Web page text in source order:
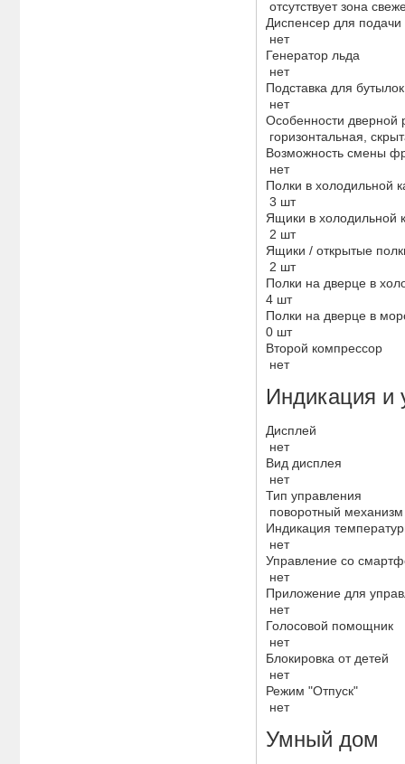
отсутствует зона
Диспенсер для
нет
Генератор льда
нет
Подставка для
нет
Особенности дверной
горизонтальная,
Возможность смены
нет
Полки в холодильной
3 шт
Ящики в холодильной
2 шт
Ящики / открытые
2 шт
Полки на дверце в
4 шт
Полки на дверце в
0 шт
Второй компрессор
нет
Индикация и
Дисплей
нет
Вид дисплея
нет
Тип управления
поворотный механизм
Индикация
нет
Управление со
нет
Приложение для
нет
Голосовой помощник
нет
Блокировка от детей
нет
Режим "Отпуск"
нет
Умный дом